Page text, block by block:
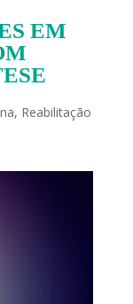
EM
, Reabilitação